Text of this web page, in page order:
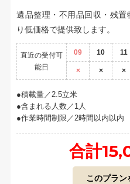
遺品整理・不用品回収・残
り低価格で提供致します。
直近の受付可
能日
09 10 11
× × ×
積載量／2.5立米
含まれる人数／1人
作業時間制限／2時間以内以内
合計
このプラン